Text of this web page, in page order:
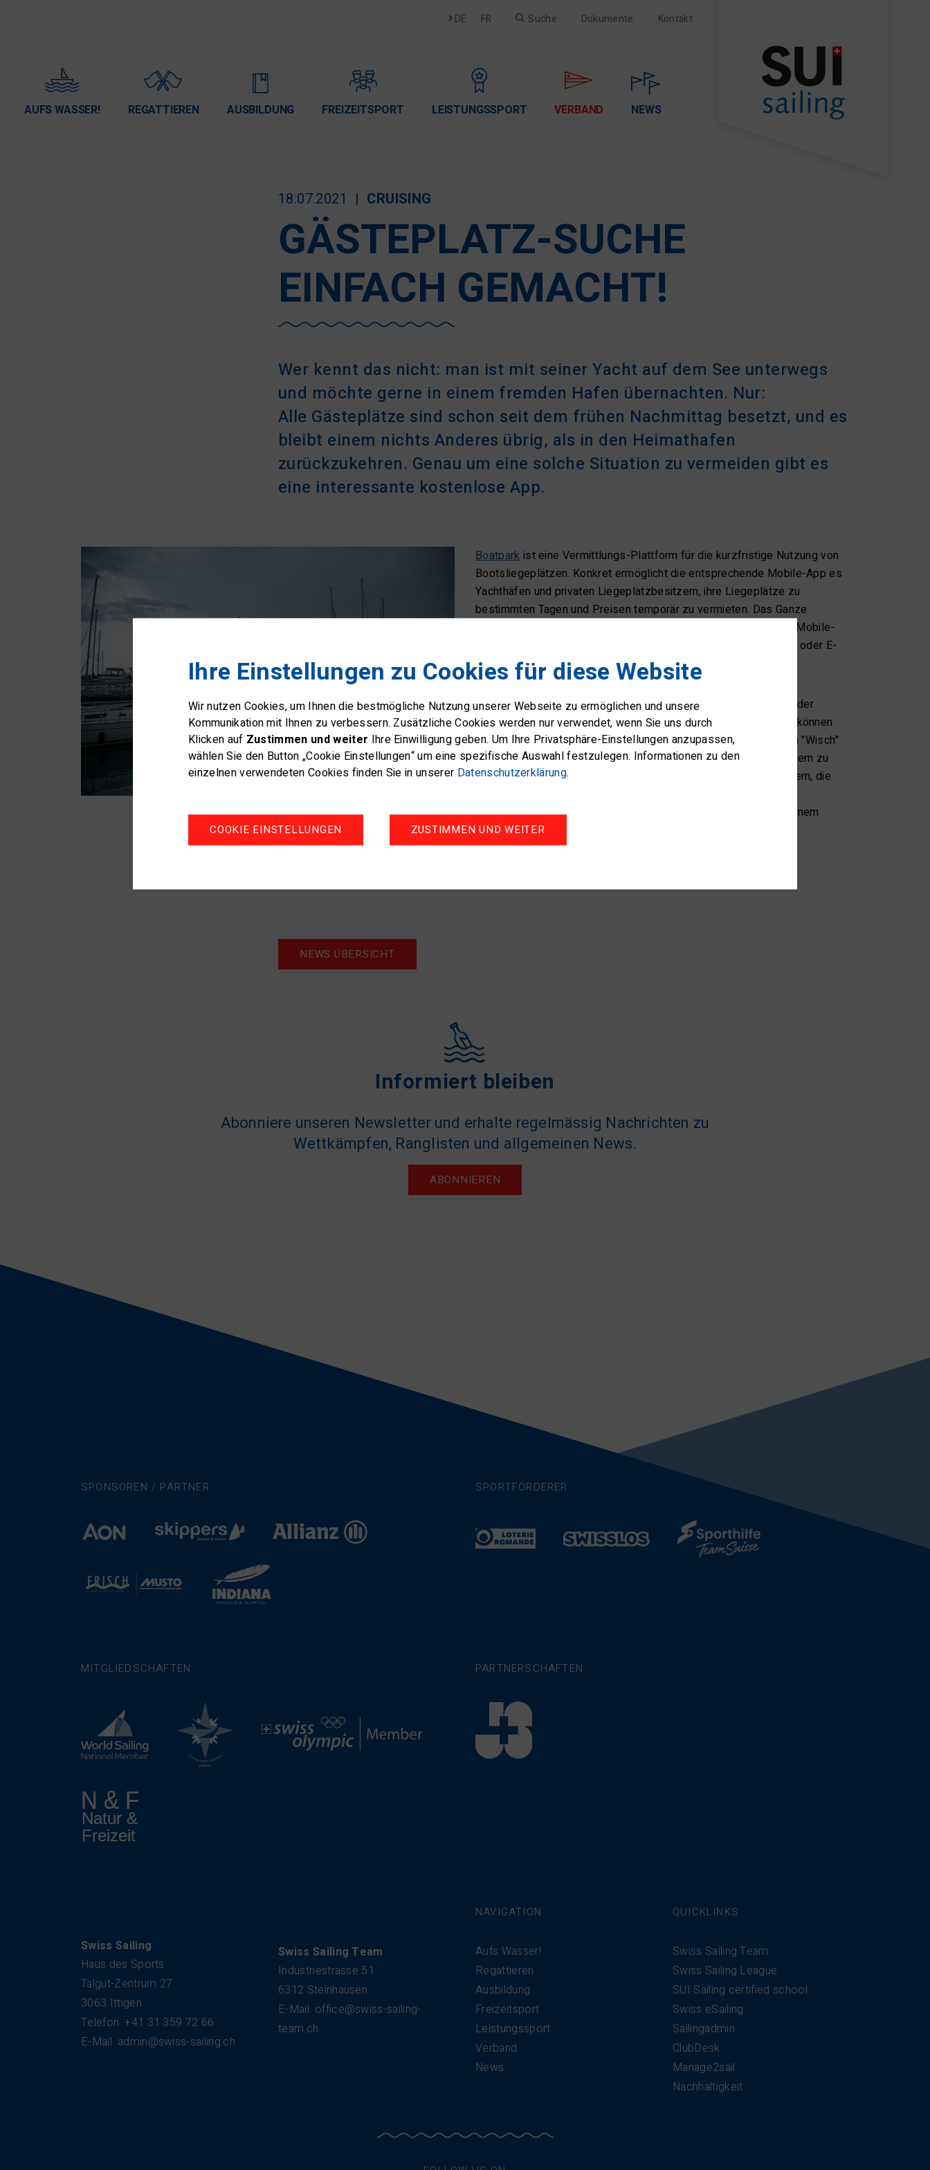
Deutsch
DE Français
FR Suche Dokumente Kontakt
AUFS WASSER! REGATTIEREN AUSBILDUNG FREIZEITSPORT LEISTUNGSSPORT VERBAND NEWS
18.07.2021 CRUISING
GÄSTEPLATZ-SUCHE
EINFACH GEMACHT!
Wer kennt das nicht: man ist mit seiner Yacht auf dem See unterwegs
und möchte gerne in einem fremden Hafen übernachten. Nur:
Alle Gästeplätze sind schon seit dem frühen Nachmittag besetzt, und es
bleibt einem nichts Anderes übrig, als in den Heimathafen
zurückzukehren. Genau um eine solche Situation zu vermeiden gibt es
eine interessante kostenlose App.
Boatparkist eine Vermittlungs-Plattform für die kurzfristige Nutzung von
Bootsliegeplätzen. Konkret ermöglicht die entsprechende Mobile-App es
Yachthäfen und privaten Liegeplatzbesitzern, ihre Liegeplätze zu
bestimmten Tagen und Preisen temporär zu vermieten. Das Ganze
funktioniert ganz einfach: Die Nutzer können den Liegeplatz per Mobile-
App jederzeit und von jedem Ort aus buchen, ohne Funk, Telefon oder E-
Mail nutzen zu müssen.
Swiss Sailing ist Partner von Boatpark und will mit den Vorteilen der
Boatpark-App das Fahrtensegeln fördern. Mit der Boatpark-App können
Yacht-Eigner mit Liegeplatz ihre Abwesenheit mit einem einzigen "Wisch"
mitteilen und verhelfen so ihrem Heimathafen und anderen Skippern zu
einem zusätzlichen Gästeplatz. Wir empfehlen unseren Mitgliedern, die
Abwesenheiten zu erfassen. So wird die Gästeplatz-Suche zu einem
Kinderspiel.
NEWS ÜBERSICHT
Informiert bleiben
Abonniere unseren Newsletter und erhalte regelmässig Nachrichten zu
Wettkämpfen, Ranglisten und allgemeinen News.
ABONNIEREN
SPONSOREN / PARTNER SPORTFÖRDERER
MITGLIEDSCHAFTEN PARTNERSCHAFTEN
Swiss Sailing
Haus des Sports
Talgut-Zentrum 27
3063 Ittigen
Telefon +41 31 359 72 66
E-Mail admin@swiss-sailing.ch
Swiss Sailing Team
Industriestrasse 51
6312 Steinhausen
E-Mail office@swiss-sailing-
team.ch
NAVIGATION
Aufs Wasser!
Regattieren
Ausbildung
Freizeitsport
Leistungssport
Verband
News
QUICKLINKS
Swiss Sailing Team
Swiss Sailing League
SUI Sailing certified school
Swiss eSailing
Sailingadmin
ClubDesk
Manage2sail
Nachhaltigkeit
Ihre Einstellungen zu Cookies für diese Website
Wir nutzen Cookies, um Ihnen die bestmögliche Nutzung unserer Webseite zu ermöglichen und unsere
Kommunikation mit Ihnen zu verbessern. Zusätzliche Cookies werden nur verwendet, wenn Sie uns durch
Klicken auf Zustimmen und weiter Ihre Einwilligung geben. Um Ihre Privatsphäre-Einstellungen anzupassen,
wählen Sie den Button „Cookie Einstellungen“ um eine spezifische Auswahl festzulegen. Informationen zu den
einzelnen verwendeten Cookies finden Sie in unserer Datenschutzerklärung.
COOKIE EINSTELLUNGEN ZUSTIMMEN UND WEITER